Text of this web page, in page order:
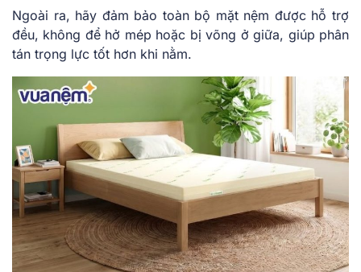
Ngoài ra, hãy đảm bảo toàn bộ mặt nệm được hỗ trợ
đều, không để hở mép hoặc bị võng ở giữa, giúp phân
tán trọng lực tốt hơn khi nằm.